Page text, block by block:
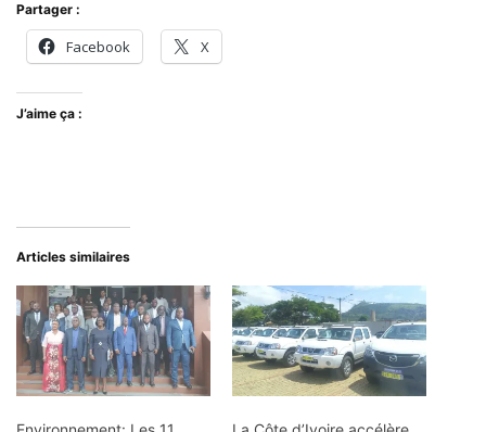
Partager :
Facebook X
J’aime ça :
Articles similaires